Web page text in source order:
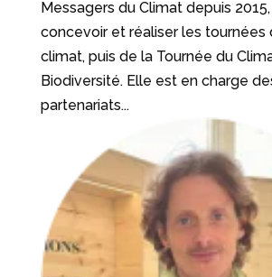
Messagers du Climat depuis
concevoir et réaliser les tournées
climat, puis de la Tournée du
Biodiversité. Elle est en charge
partenariats...